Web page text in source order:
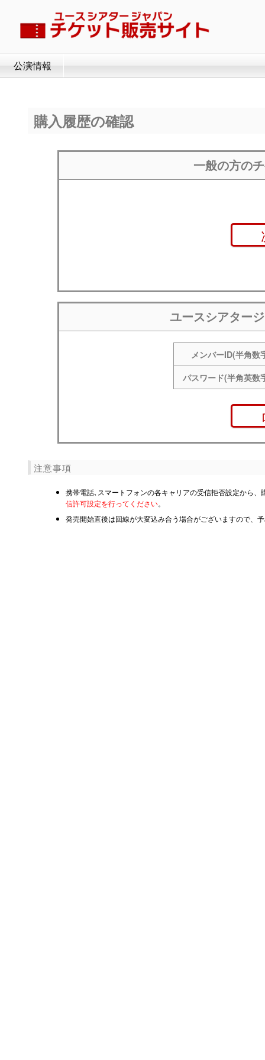
公演情報
購入履歴の確認
一般の方の
ユースシアター
メンバーID(半角数
パスワード(半角英数
注意事項
携帯電話､スマートフォンの各キャリアの受信拒否設定から
信許可設定を行ってください。
発売開始直後は回線が大変込み合う場合がございますので、